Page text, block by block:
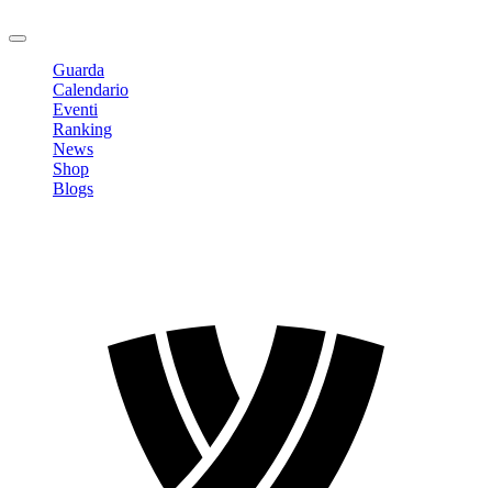
Guarda
Calendario
Eventi
Ranking
News
Shop
Blogs